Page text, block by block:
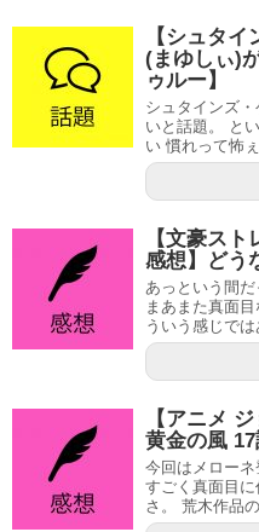
【シュタ
(まゆしぃ)
ゥルー】
シュタインズ
いと話題。 と
い 慣れって怖
【文豪ス
感想】どう
あっという間だ
まあまた真面
ういう感じでは
【アニメ
黄金の風
今回はメロー
すごく真面目
さ。 荒木作品